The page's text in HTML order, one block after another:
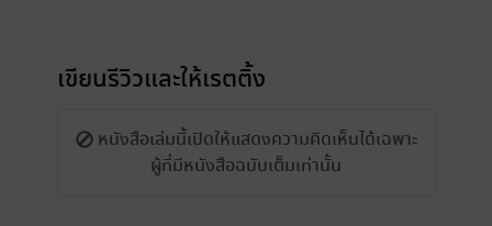
เขียนรีวิวและให้เรตติ้ง
หนังสือเล่มนี้เปิดให้แสดงความคิดเห็นได้เฉพาะ
ผู้ที่มีหนังสือฉบับเต็มเท่านั้น